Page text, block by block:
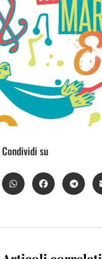
Condividi su